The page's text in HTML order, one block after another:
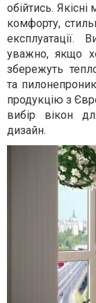
обійтись. Якісні
комфорту,
експлуатації.
уважно, якщо
збережуть
та
продукцію з
вибір вікон
дизайн.